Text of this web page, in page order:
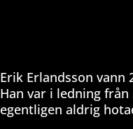
Erik Erlandsson vann
Han var i ledning
egentligen aldrig